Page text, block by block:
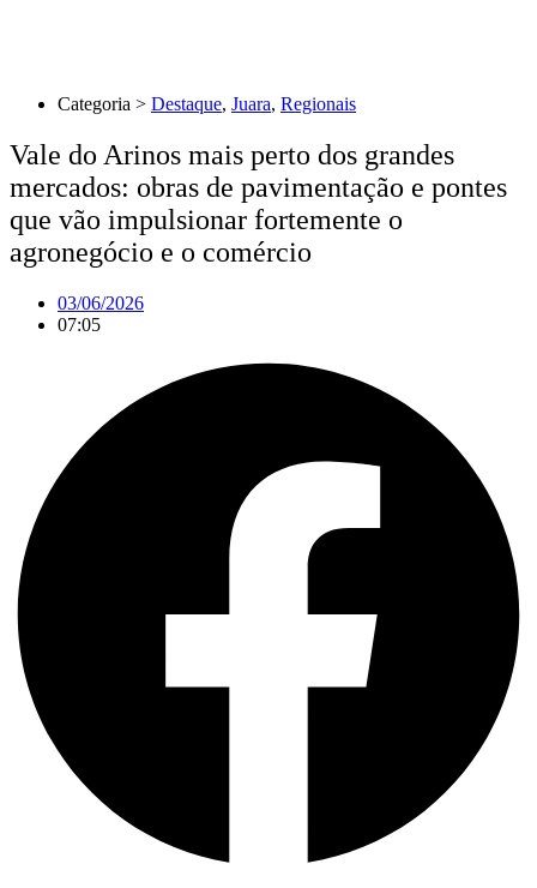
Categoria > Destaque, Juara, Regionais
Vale do Arinos mais perto dos grandes
mercados: obras de pavimentação e pontes
que vão impulsionar fortemente o
agronegócio e o comércio
03/06/2026
07:05